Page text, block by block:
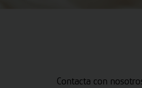
Contacta con